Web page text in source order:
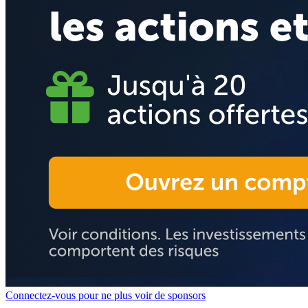
Connectez-vous pour ne plus voir de sponsors